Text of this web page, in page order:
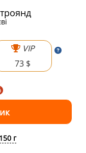
VIP
73 $
г